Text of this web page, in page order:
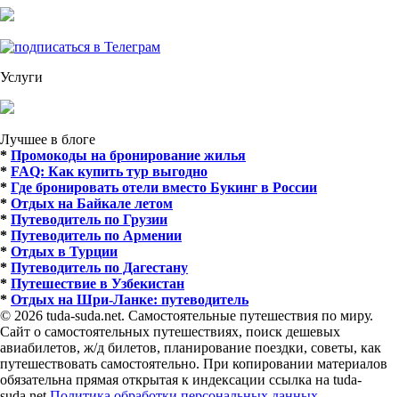
Услуги
Лучшее в блоге
* Промокоды на бронирование жилья
* FAQ: Как купить тур выгодно
* Где бронировать отели вместо Букинг в России
* Отдых на Байкале летом
* Путеводитель по Грузии
* Путеводитель по Армении
* Отдых в Турции
* Путеводитель по Дагестану
* Путешествие в Узбекистан
* Отдых на Шри-Ланке: путеводитель
© 2026 tuda-suda.net. Самостоятельные путешествия по миру.
Сайт о самостоятельных путешествиях, поиск дешевых
авиабилетов, ж/д билетов, планирование поездки, советы, как
путешествовать самостоятельно. При копировании материалов
обязательна прямая открытая к индексации ссылка на tuda-